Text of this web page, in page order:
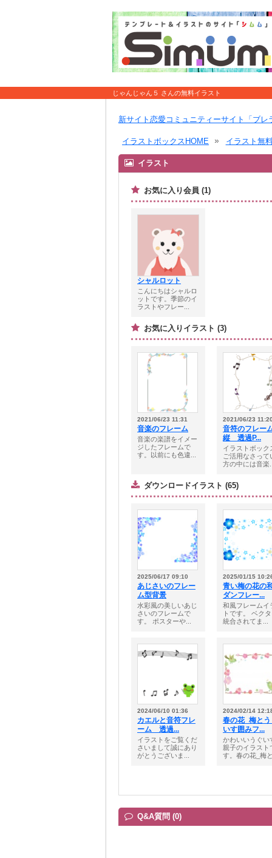
じゃんじゃん５ さんの無料イラスト
新サイト恋愛コミュニティーサイト「ブレ
イラストボックスHOME イラスト無
イラスト
お気に入り会員 (1)
シャルロット
こんにちはシャルロ
ットです。季節のイ
ラストやフレー...
お気に入りイラスト (3)
2021/06/23 11:31
音楽のフレーム
音楽の楽譜をイメー
ジしたフレームで
す。以前にも色違...
2021/06/23
音符のフレ
縦 透過P...
イラストボック
ご活用なさって
方の中には音楽
ダウンロードイラスト (65)
2025/06/17 09:10
あじさいのフレー
ム型背景
水彩風の美しいあじ
さいのフレームで
す。 ポスターや...
2025/01/15
青い梅の花の
ダンフレー...
和風フレームイ
トです。 ベク
統合されてま...
2024/06/10 01:36
カエルと音符フレ
ーム 透過...
イラストをご覧くだ
さいまして誠にあり
がとうございま...
2024/02/14
春の花_梅と
いす囲みフ...
かわいいうぐい
親子のイラスト
す。春の花_梅
Q&A質問 (0)